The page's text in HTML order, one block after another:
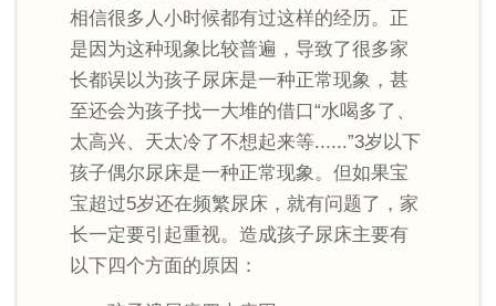
相信很多人小时候都有过这样的经历。正
是因为这种现象比较普遍，导致了很多家
长都误以为孩子尿床是一种正常现象，甚
至还会为孩子找一大堆的借口“水喝多了、
太高兴、天太冷了不想起来等......”3岁以下
孩子偶尔尿床是一种正常现象。但如果宝
宝超过5岁还在频繁尿床，就有问题了，家
长一定要引起重视。造成孩子尿床主要有
以下四个方面的原因：